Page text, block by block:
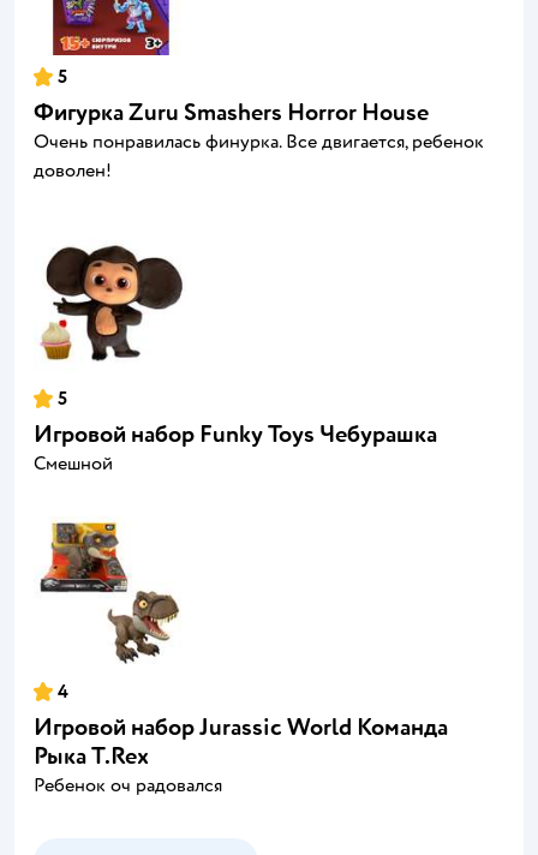
5
Фигурка Zuru Smashers Horror House
Очень понравилась финурка. Все двигается, ребенок
доволен!
5
Игровой набор Funky Toys Чебурашка
Смешной
4
Игровой набор Jurassic World Команда
Рыка T.Rex
Ребенок оч радовался